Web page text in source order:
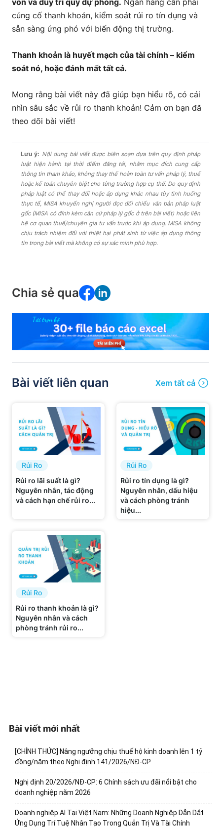
vốn và duy trì quỹ dự phòng. Ngân hàng cần phải
củng cố thanh khoản, kiểm soát rủi ro tín dụng và
sẵn sàng ứng phó với biến động thị trường.
Thanh khoản là huyết mạch của tài chính – kiểm
soát nó, hoặc đánh mất tất cả.
Mong rằng bài viết này đã giúp bạn hiểu rõ, có cái
nhìn sâu sắc về rủi ro thanh khoản! Cảm ơn bạn đã
theo dõi bài viết!
Lưu ý: Nội dung bài viết được biên soạn dựa trên quy định pháp
luật hiện hành tại thời điểm đăng tải, nhằm mục đích cung cấp
thông tin tham khảo, không thay thế hoàn toàn tư vấn pháp lý, thuế
hoặc kế toán chuyên biệt cho từng trường hợp cụ thể. Do quy định
pháp luật có thể thay đổi hoặc áp dụng khác nhau tùy tình huống
thực tế, MISA khuyến nghị người đọc đối chiếu văn bản pháp luật
gốc (MISA có đính kèm căn cứ pháp lý gốc ở trên bài viết) hoặc liên
hệ cơ quan thuế/chuyên gia tư vấn trước khi áp dụng. MISA không
chịu trách nhiệm đối với thiệt hại phát sinh từ việc áp dụng thông
tin trong bài viết mà không có sự xác minh phù hợp.
Chia sẻ qua
Bài viết liên quan Xem tất cả
Rủi Ro
Rủi ro lãi suất là gì?
Nguyên nhân, tác động
và cách hạn chế rủi ro...
Rủi Ro
Rủi ro tín dụng là gì?
Nguyên nhân, dấu hiệu
và cách phòng tránh
hiệu...
Rủi Ro
Rủi ro thanh khoản là gì?
Nguyên nhân và cách
phòng tránh rủi ro...
Bài viết mới nhất
[CHÍNH THỨC] Nâng ngưỡng chịu thuế hộ kinh doanh lên 1 tỷ
đồng/năm theo Nghị định 141/2026/NĐ-CP
Nghị định 20/2026/NĐ-CP: 6 Chính sách ưu đãi nổi bật cho
doanh nghiệp năm 2026
Doanh nghiệp AI Tại Việt Nam: Những Doanh Nghiệp Dẫn Dắt
Ứng Dụng Trí Tuệ Nhân Tạo Trong Quản Trị Và Tài Chính